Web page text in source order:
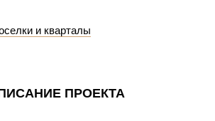
и кварталы
ПРОЕКТА